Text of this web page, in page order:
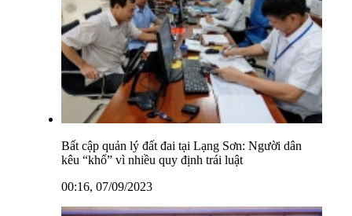
Bất cập quản lý đất đai tại Lạng Sơn: Người dân
kêu “khổ” vì nhiều quy định trái luật
00:16, 07/09/2023